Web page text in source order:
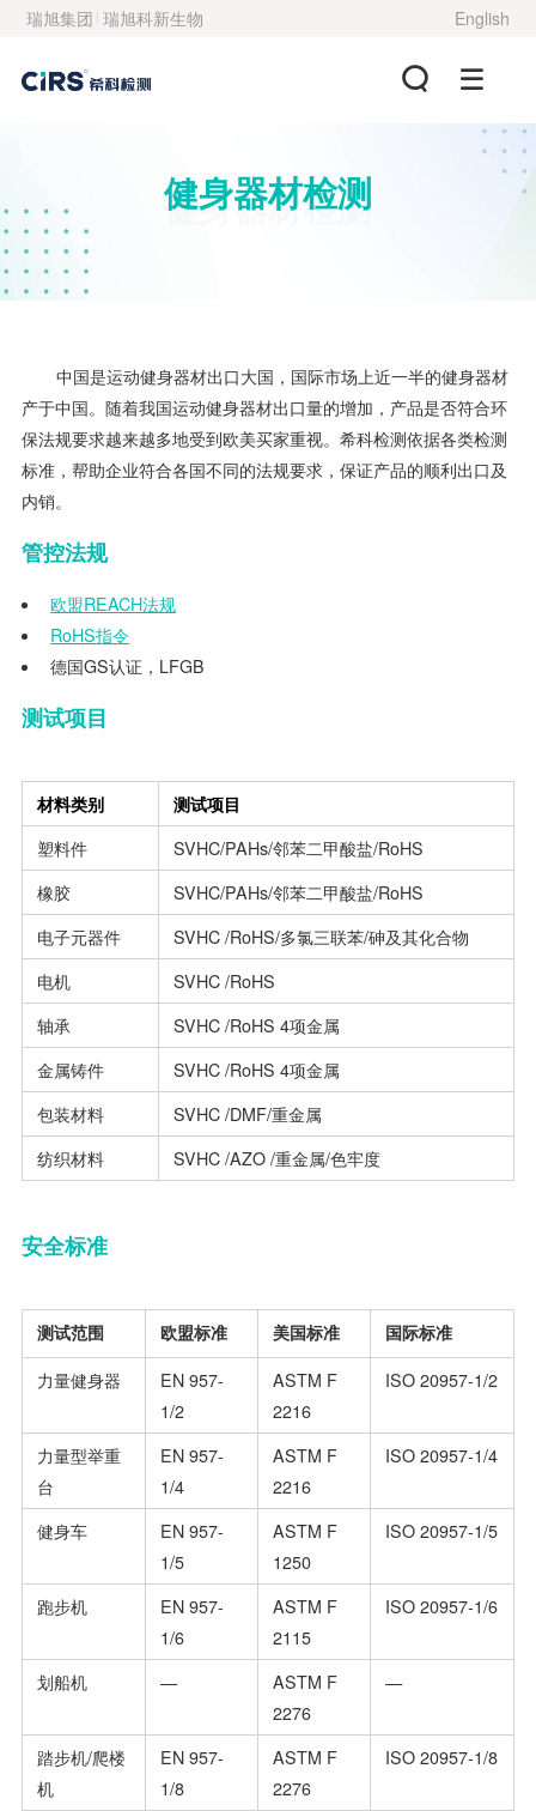
瑞旭集团 瑞旭科新生物 English
健身器材检测
健身器材检测
中国是运动健身器材出口大国，国际市场上近一半的健身器材
产于中国。随着我国运动健身器材出口量的增加，产品是否符合环
保法规要求越来越多地受到欧美买家重视。希科检测依据各类检测
标准，帮助企业符合各国不同的法规要求，保证产品的顺利出口及
内销。
管控法规
欧盟REACH法规
RoHS指令
德国GS认证，LFGB
测试项目
材料类别
测试项目
塑料件
SVHC/PAHs/邻苯二甲酸盐/RoHS
橡胶
SVHC/PAHs/邻苯二甲酸盐/RoHS
电子元器件
SVHC /RoHS/多氯三联苯/砷及其化合物
电机
SVHC /RoHS
轴承
SVHC /RoHS 4项金属
金属铸件
SVHC /RoHS 4项金属
包装材料
SVHC /DMF/重金属
纺织材料
SVHC /AZO /重金属/色牢度
安全标准
测试范围 欧盟标准 美国标准
国际标准
力量健身器
EN 957-
1/2
ASTM F
2216
ISO 20957-1/2
力量型举重
台
EN 957-
1/4
ASTM F
2216
ISO 20957-1/4
健身车
EN 957-
1/5
ASTM F
1250
ISO 20957-1/5
跑步机
EN 957-
1/6
ASTM F
2115
ISO 20957-1/6
划船机 —
ASTM F
2276
—
踏步机/爬楼
机
EN 957-
1/8
ASTM F
2276
ISO 20957-1/8